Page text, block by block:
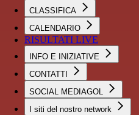
CLASSIFICA
CALENDARIO
RISULTATI LIVE
INFO E INIZIATIVE
CONTATTI
SOCIAL MEDIAGOL
I siti del nostro network